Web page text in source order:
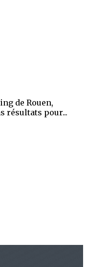
de Rouen,
résultats pour...